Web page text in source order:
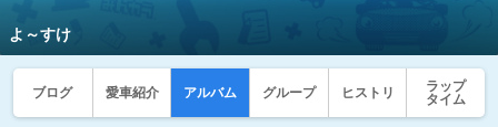
よ～すけ
ブログ 愛車紹介 アルバム グループ ヒストリ
ラップ
タイム